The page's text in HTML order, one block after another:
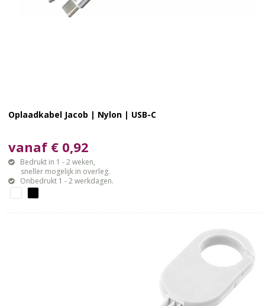
Oplaadkabel Jacob | Nylon | USB-C
vanaf € 0,92
Bedrukt in 1 - 2 weken,
sneller mogelijk in overleg.
Onbedrukt 1 - 2 werkdagen.